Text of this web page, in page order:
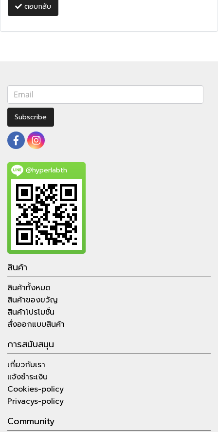
ตอบกลับ
Subscribe
@hyperlabth
สินค้า
สินค้าทั้งหมด
สินค้าของขวัญ
สินค้าโปรโมชั่น
สั่งออกแบบสินค้า
การสนับสนุน
เกี่ยวกับเรา
แจ้งชำระเงิน
Cookies-policy
Privacys-policy
Community